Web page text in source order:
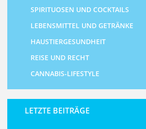
SPIRITUOSEN UND COCKTAILS
LEBENSMITTEL UND GETRÄNKE
HAUSTIERGESUNDHEIT
REISE UND RECHT
CANNABIS-LIFESTYLE
LETZTE BEITRÄGE